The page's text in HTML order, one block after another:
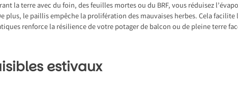
la terre avec du foin, des feuilles mortes ou du BRF, vous réduisez
plus, le paillis empêche la prolifération des mauvaises herbes. Cela
renforce la résilience de votre potager de balcon ou de pleine terre
estivaux